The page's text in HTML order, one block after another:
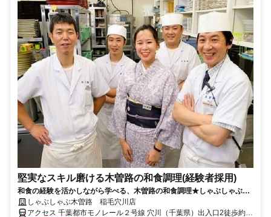
堅実なスキル磨ける木曽路の和食調理(経験者採用)
和食の経験を活かしながら学べる、木曽路の和食調理★しゃぶしゃぶを
生かす料理の神髄を伝授！
しゃぶしゃぶ木曽路 稲毛穴川店
アクセス 千葉都市モノレール２号線 穴川（千葉県）出入口2徒歩約6